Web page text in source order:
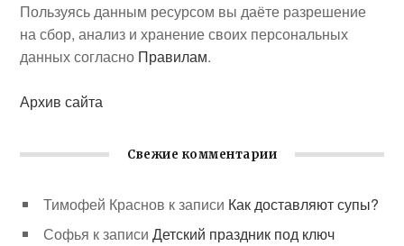
Пользуясь данным ресурсом вы даёте разрешение
на сбор, анализ и хранение своих персональных
данных согласно Правилам.
Архив сайта
Свежие комментарии
Тимофей Краснов к записи Как доставляют супы?
Софья к записиДетский праздник под ключ